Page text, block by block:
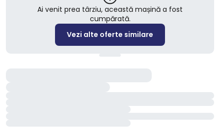
Ai venit prea târziu, această mașină a fost
cumpărată.
Vezi alte oferte similare